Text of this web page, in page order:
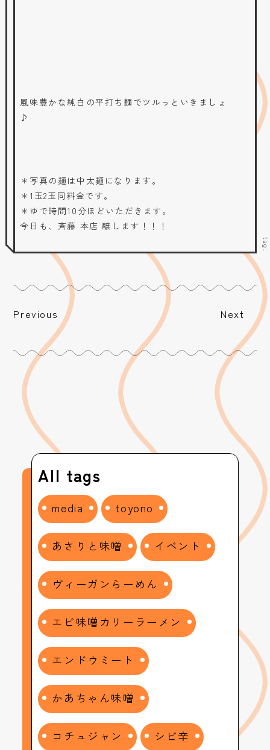
風味豊かな純白の平打ち麺でツルっといきましょ
♪
＊写真の麺は中太麺になります。
＊1玉2玉同料金です。
＊ゆで時間10分ほどいただきます。
今日も、斉藤 本店 醸します！！！
Previous Next
All tags
media toyono
あさりと味噌 イベント
ヴィーガンらーめん
エビ味噌カリーラーメン
エンドウミート
かあちゃん味噌
コチュジャン シビ辛